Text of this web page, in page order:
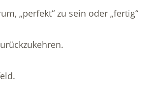
„perfekt“ zu sein oder „fertig“